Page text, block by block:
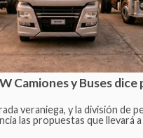
Camiones y Buses
veraniega, y la división de
las propuestas que llevará a